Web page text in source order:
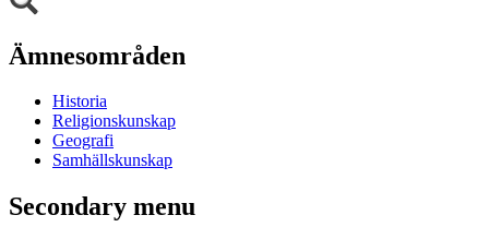
Ämnesområden
Historia
Religionskunskap
Geografi
Samhällskunskap
Secondary menu